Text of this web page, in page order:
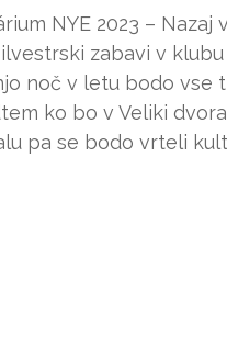
NYE 2023 – Nazaj
zabavi v
noč v letu bodo vse
ko bo v Veliki
pa se bodo vrteli